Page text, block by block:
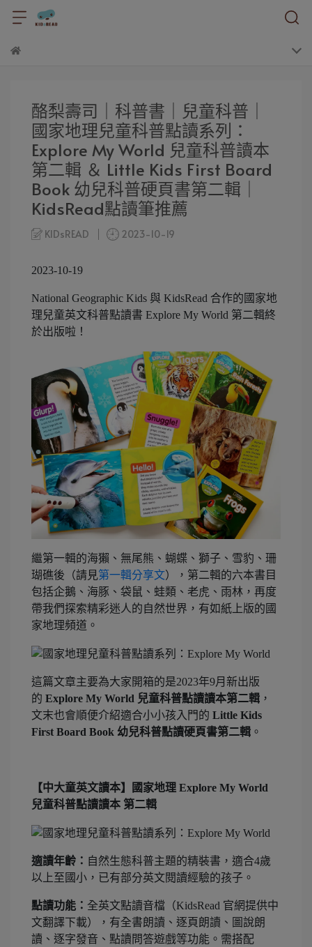
酪梨壽司｜科普書｜兒童科普｜
國家地理兒童科普點讀系列：
Explore My World 兒童科普讀本
第二輯 ＆ Little Kids First Board
Book 幼兒科普硬頁書第二輯｜
KidsRead點讀筆推薦
KIDsREAD 2023-10-19
2023-10-19
National Geographic Kids 與 KidsRead 合作的國家地
理兒童英文科普點讀書 Explore My World 第二輯終
於出版啦！
繼第一輯的海獺、無尾熊、蝴蝶、獅子、雪豹、珊
瑚礁後（請見第一輯分享文），第二輯的六本書目
包括企鵝、海豚、袋鼠、蛙類、老虎、雨林，再度
帶我們探索精彩迷人的自然世界，有如紙上版的國
家地理頻道。
這篇文章主要為大家開箱的是2023年9月新出版
的 Explore My World 兒童科普點讀讀本第二輯 ，
文末也會順便介紹適合小小孩入門的 Little Kids
First Board Book 幼兒科普點讀硬頁書第二輯 。
【中大童英文讀本】國家地理 Explore My World
兒童科普點讀讀本 第二輯
適讀年齡： 自然生態科普主題的精裝書，適合4歲
以上至國小，已有部分英文閱讀經驗的孩子。
點讀功能： 全英文點讀音檔（KidsRead 官網提供中
文翻譯下載），有全書朗讀、逐頁朗讀、圖說朗
讀、逐字發音、點讀問答遊戲等功能。需搭配